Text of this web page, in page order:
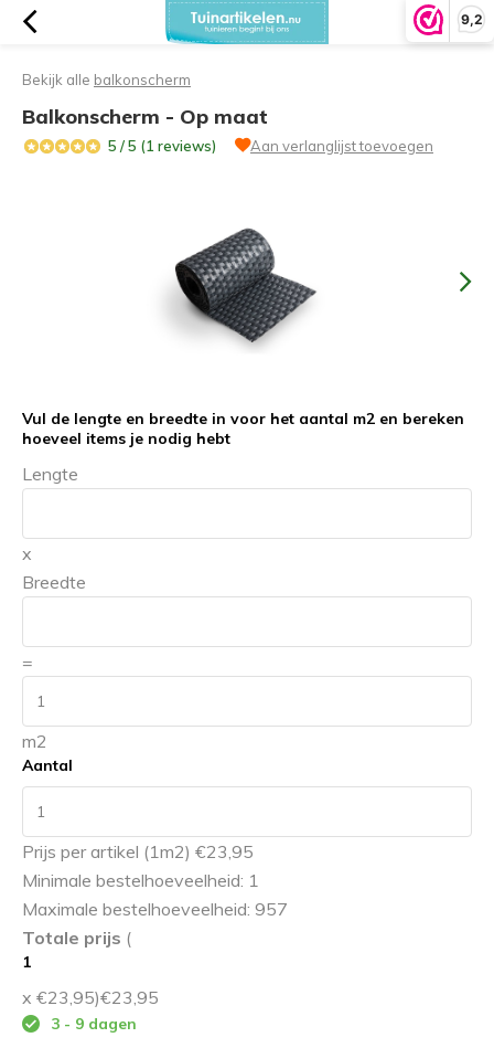
9,2
Bekijk alle balkonscherm
Balkonscherm - Op maat
5 / 5 (1 reviews) Aan verlanglijst toevoegen
Vul de lengte en breedte in voor het aantal m2 en bereken
hoeveel items je nodig hebt
Lengte
x
Breedte
=
m2
Aantal
Prijs per artikel (1m2) €23,95
Minimale bestelhoeveelheid: 1
Maximale bestelhoeveelheid: 957
Totale prijs (
1
x €23,95)€23,95
3 - 9 dagen